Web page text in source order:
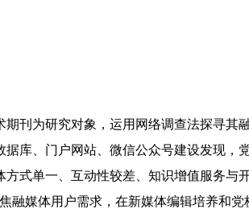
刊为研究对象，运用网络调查法探寻其
库、门户网站、微信公众号建设发现，
式单一、互动性较差、知识增值服务与
融媒体用户需求，在新媒体编辑培养和